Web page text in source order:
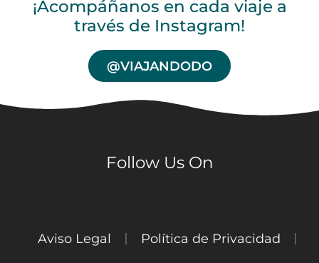
¡Acompáñanos en cada viaje a
través de Instagram!
@VIAJANDODO
Follow Us On
Aviso Legal Política de Privacidad